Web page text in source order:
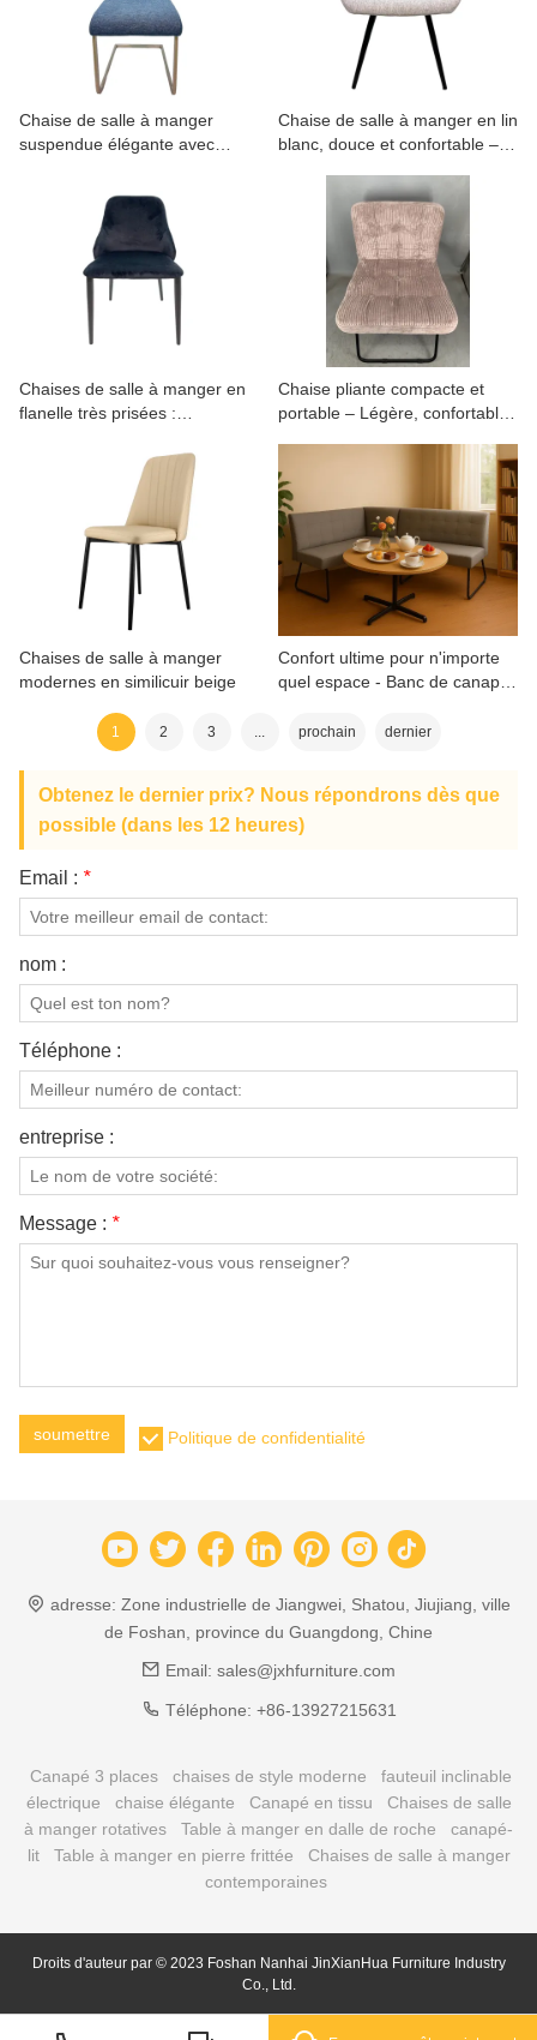
Chaise de salle à manger
suspendue élégante avec
Chaise de salle à manger en lin
blanc, douce et confortable –
intérieurs élégants
Chaises de salle à manger en
flanelle très prisées :
Chaise pliante compacte et
portable – Légère, confortable,
Chaises de salle à manger
modernes en similicuir beige
Confort ultime pour n'importe
quel espace - Banc de canapé
moelleux
1 2 3 prochain dernier
Obtenez le dernier prix? Nous répondrons dès que
possible (dans les 12 heures)
Email : *
nom :
Téléphone :
entreprise :
Message : *
soumettre Politique de confidentialité
adresse: Zone industrielle de Jiangwei, Shatou, Jiujiang, ville
de Foshan, province du Guangdong, Chine
Email: sales@jxhfurniture.com
Téléphone: +86-13927215631
Canapé 3 places chaises de style moderne
fauteuil inclinable
électrique
chaise élégante Canapé en tissu
Chaises de salle
à manger rotatives
Table à manger en dalle de roche
canapé-
lit
Table à manger en pierre frittée
Chaises de salle à manger
contemporaines
Droits d'auteur par © 2023 Foshan Nanhai JinXianHua Furniture Industry
Co., Ltd.